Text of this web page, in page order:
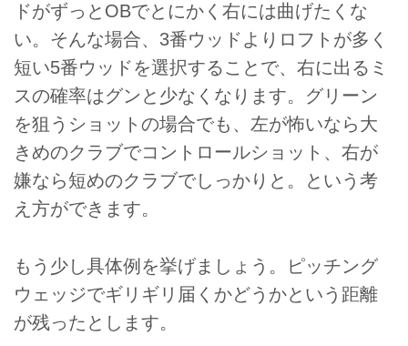
ドがずっとOBでとにかく右には曲げたくな
い。そんな場合、3番ウッドよりロフトが多く
短い5番ウッドを選択することで、右に出るミ
スの確率はグンと少なくなります。グリーン
を狙うショットの場合でも、左が怖いなら大
きめのクラブでコントロールショット、右が
嫌なら短めのクラブでしっかりと。という考
え方ができます。
もう少し具体例を挙げましょう。ピッチング
ウェッジでギリギリ届くかどうかという距離
が残ったとします。